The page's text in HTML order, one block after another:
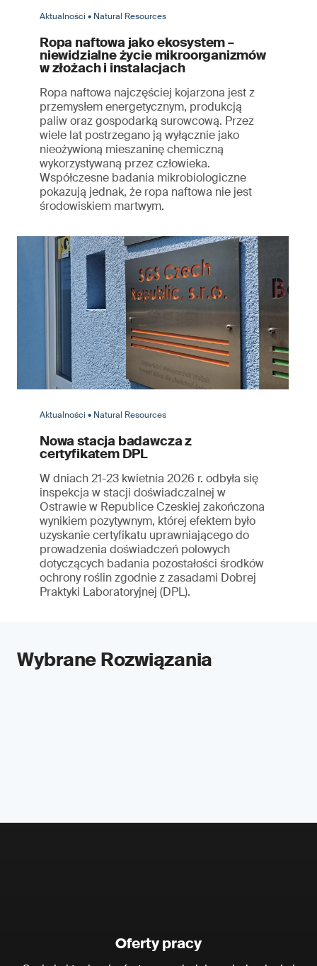
Aktualności • Natural Resources
Ropa naftowa jako ekosystem –
niewidzialne życie mikroorganizmów
w złożach i instalacjach
Ropa naftowa najczęściej kojarzona jest z
przemysłem energetycznym, produkcją
paliw oraz gospodarką surowcową. Przez
wiele lat postrzegano ją wyłącznie jako
nieożywioną mieszaninę chemiczną
wykorzystywaną przez człowieka.
Współczesne badania mikrobiologiczne
pokazują jednak, że ropa naftowa nie jest
środowiskiem martwym.
Aktualności • Natural Resources
Nowa stacja badawcza z
certyfikatem DPL
W dniach 21-23 kwietnia 2026 r. odbyła się
inspekcja w stacji doświadczalnej w
Ostrawie w Republice Czeskiej zakończona
wynikiem pozytywnym, której efektem było
uzyskanie certyfikatu uprawniającego do
prowadzenia doświadczeń polowych
dotyczących badania pozostałości środków
ochrony roślin zgodnie z zasadami Dobrej
Praktyki Laboratoryjnej (DPL).
Wybrane Rozwiązania
Oferty pracy